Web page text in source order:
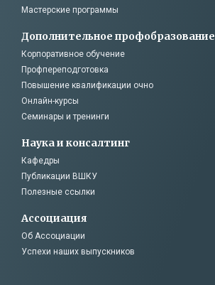
Мастерские программы
Дополнительное профобразование
Корпоративное обучение
Профпереподготовка
Повышение квалификации очно
Онлайн-курсы
Семинары и тренинги
Наука и консалтинг
Кафедры
Публикации ВШКУ
Полезные ссылки
Ассоциация
Об Ассоциации
Успехи наших выпускников